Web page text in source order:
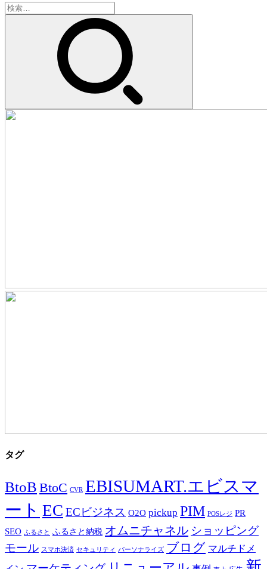
検
索:
タグ
BtoB BtoC CVR EBISUMART.エビスマ
ート EC ECビジネス O2O pickup PIM POSレジ PR
SEO ふるさと ふるさと納税 オムニチャネル ショッピング
モール スマホ決済 セキュリティ パーソナライズ ブログ マルチドメ